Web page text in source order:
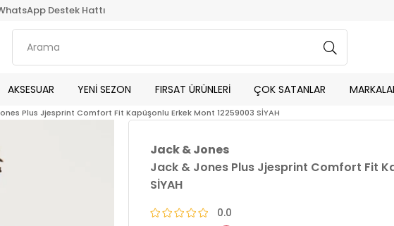
Destek Hattı
AKSESUAR YENİ SEZON FIRSAT ÜRÜNLERİ ÇOK SATANLAR
Plus Jjesprint Comfort Fit Kapüşonlu Erkek Mont 12259003 SİYAH
Jack & Jones
Jack & Jones Plus Jjesprint Comfort Fit
SİYAH
0.0